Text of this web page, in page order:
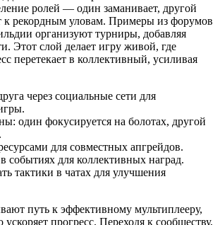
ролей — один заманивает, другой
рекордным уловам. Примеры из форумов
организуют турниры, добавляя
Этот слой делает игру живой, где
перетекает в коллективный, усиливая
через социальные сети для
один фокусируется на болотах, другой
для совместных апгрейдов.
событиях для коллективных наград.
тактики в чатах для улучшения
путь к эффективному мультиплееру,
ускоряет прогресс. Переходя к сообществу,